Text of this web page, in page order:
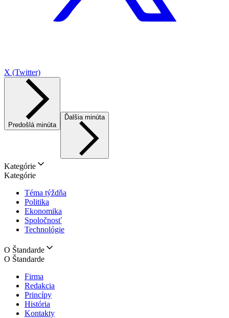
X (Twitter)
Predošlá minúta
Ďalšia minúta
Kategórie
Kategórie
Téma týždňa
Politika
Ekonomika
Spoločnosť
Technológie
O Štandarde
O Štandarde
Firma
Redakcia
Princípy
História
Kontakty